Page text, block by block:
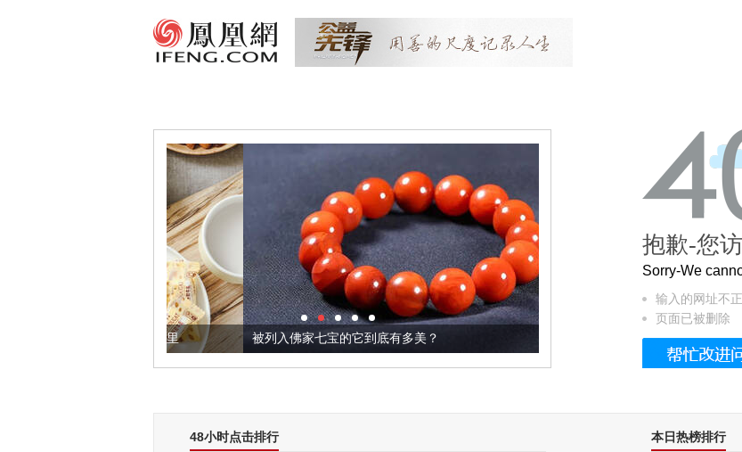
被列入佛家七宝的它到底有多美？ 这个3.2米的长卷，还原了600岁的
抱歉-您
Sorry-We
输入的网址不
页面已被删除
48小时点击排行 本日热榜排行